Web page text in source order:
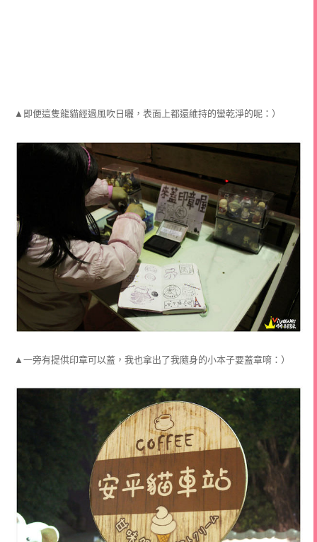
▲即便這隻龍貓經過風吹日曬，表面上都還維持的蠻乾淨的呢：）
▲一旁有提供印章可以蓋，我也拿出了我隨身的小本子要蓋章唷：）